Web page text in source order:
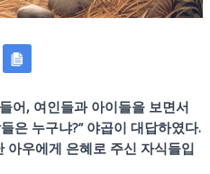
어, 여인들과 아이들을 보면서
은 누구냐?” 야곱이 대답하였다.
아우에게 은혜로 주신 자식들입